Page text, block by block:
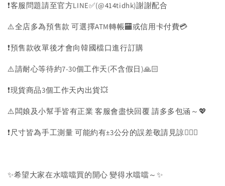
❗️客服問題請至官方LINE✅(@414tidhk)謝謝配合
⚠️全店多為預售款 可選擇ATM轉帳🏧或信用卡付費💳
❗️預售款收單後才會向韓國檔口進行訂購
⚠️請耐心等待約7-30個工作天(不含假日)🙏🏻
❗️現貨商品3個工作天內出貨💥
⚠️闆娘及小幫手皆有正業 客服會盡快回覆 請多多包涵～💖
❗️尺寸皆為手工測量 可能約有±3公分的誤差敬請見諒🙇🏻‍♀️
✨希望大家在水噹噹買的開心 變得水噹噹～✨